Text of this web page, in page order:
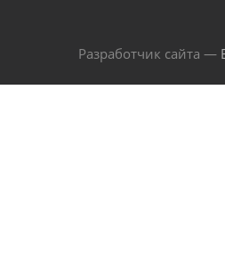
Разработчик сайта —